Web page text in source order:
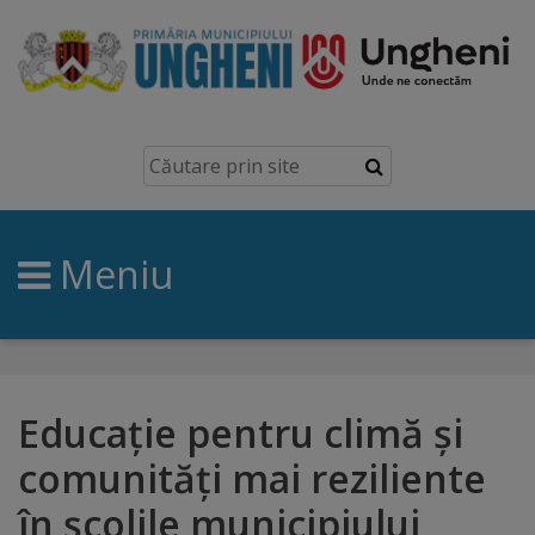
Ungheni
Prezentare
generală
Simbolurile
brand
Orașe
înfrățite
Meniu
Educație pentru climă și
comunități mai reziliente
în școlile municipiului